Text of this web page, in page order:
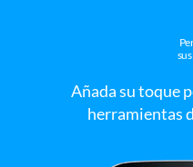
Añada su toque
herramientas